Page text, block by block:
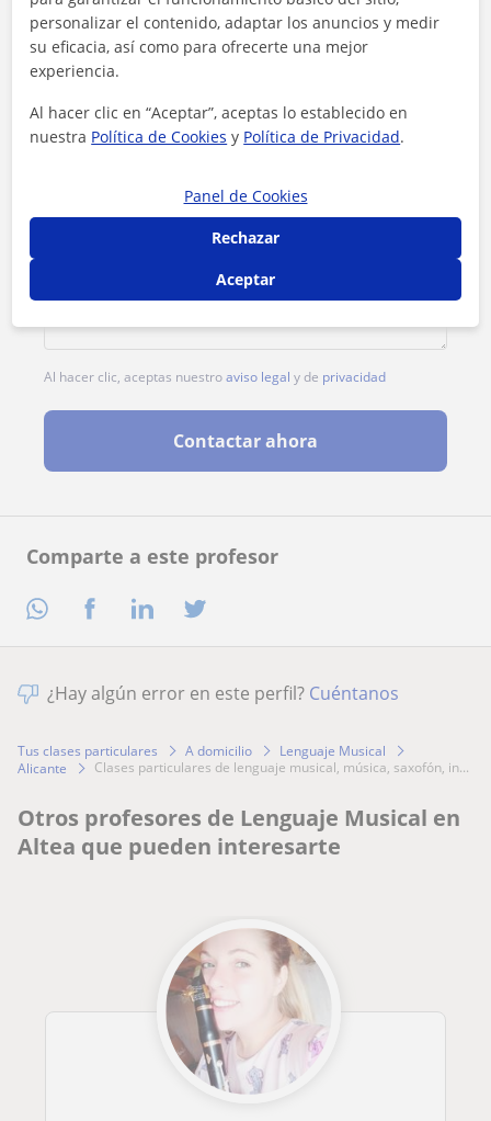
Comparte a este profesor
Al hacer clic, aceptas nuestroaviso legal y de privacidad
Contactar ahora
¿Hay algún error en este perfil? Cuéntanos
Tus clases particulares A domicilio
Lenguaje Musical
Alicante
clases particulares de lenguaje musical, música, saxofón, in...
Otros profesores de Lenguaje Musical en
Altea que pueden interesarte
personalizar el contenido, adaptar los anuncios y medir
su eficacia, así como para ofrecerte una mejor
experiencia.
Al hacer clic en “Aceptar”, aceptas lo establecido en
nuestra Política de Cookies y Política de Privacidad.
Panel de Cookies
Rechazar
Aceptar